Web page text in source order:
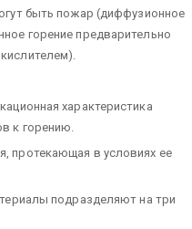
быть пожар (диффузионное
горение предварительно
характеристика
к горению.
протекающая в условиях ее
подразделяют на три